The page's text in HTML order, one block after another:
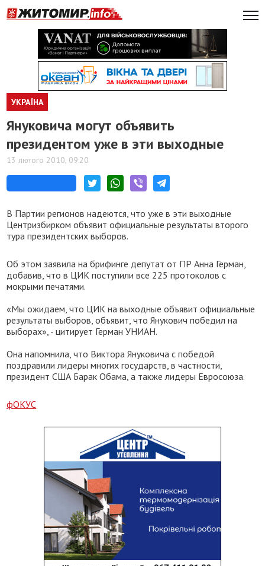
УКРАЇНА
Януковича могут объявить
президентом уже в эти выходные
13 лютого 2010, 09:20
В Партии регионов надеются, что уже в эти выходные
Центризбирком объявит официальные результаты второго
тура президентских выборов.
Об этом заявила на брифинге депутат от ПР Анна Герман,
добавив, что в ЦИК поступили все 225 протоколов с
мокрыми печатями.
«Мы ожидаем, что ЦИК на выходные объявит официальные
результаты выборов, объявит, что Янукович победил на
выборах», - цитирует Герман УНИАН.
Она напомнила, что Виктора Януковича с победой
поздравили лидеры многих государств, в частности,
президент США Барак Обама, а также лидеры Евросоюза.
фОКУС